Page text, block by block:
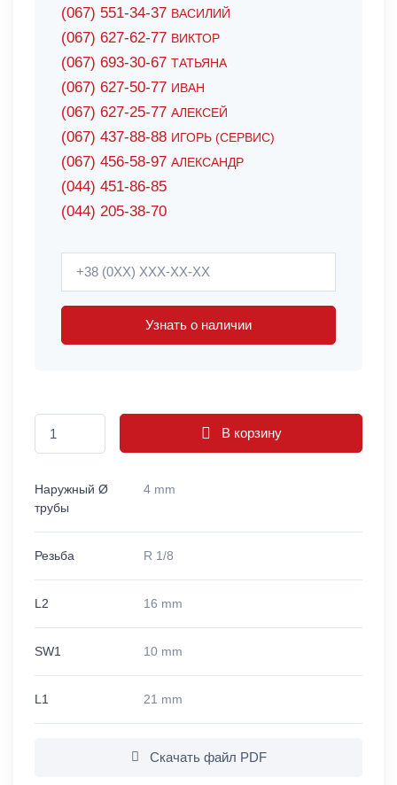
(067) 551-34-37 ВАСИЛИЙ
(067) 627-62-77 ВИКТОР
(067) 693-30-67 ТАТЬЯНА
(067) 627-50-77 ИВАН
(067) 627-25-77 АЛЕКСЕЙ
(067) 437-88-88 ИГОРЬ (СЕРВИС)
(067) 456-58-97 АЛЕКСАНДР
(044) 451-86-85
(044) 205-38-70
Узнать о наличии
В корзину
Наружный Ø
трубы
4 mm
Резьба R 1/8
L2 16 mm
SW1 10 mm
L1 21 mm
Скачать файл PDF